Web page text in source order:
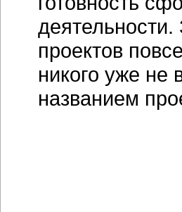
проектов
никого уже не
названием